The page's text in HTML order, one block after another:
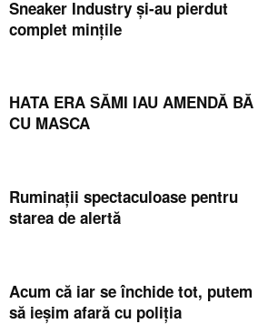
Sneaker Industry și-au pierdut
complet mințile
HATA ERA SĂMI IAU AMENDĂ BĂ
CU MASCA
Ruminații spectaculoase pentru
starea de alertă
Acum că iar se închide tot, putem
să ieșim afară cu poliția